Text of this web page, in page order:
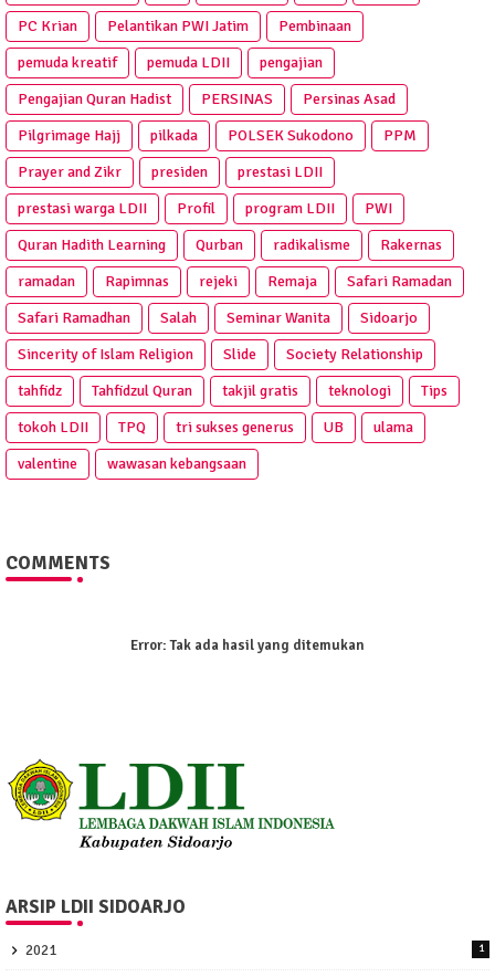
PC Krian
Pelantikan PWI Jatim
Pembinaan
pemuda kreatif
pemuda LDII
pengajian
Pengajian Quran Hadist
PERSINAS
Persinas Asad
Pilgrimage Hajj
pilkada POLSEK Sukodono
PPM
Prayer and Zikr
presiden
prestasi LDII
prestasi warga LDII
Profil program LDII
PWI
Quran Hadith Learning
Qurban radikalisme
Rakernas
ramadan
Rapimnas rejeki Remaja
Safari Ramadan
Safari Ramadhan
Salah Seminar Wanita
Sidoarjo
Sincerity of Islam Religion
Slide
Society Relationship
tahfidz
Tahfidzul Quran takjil gratis teknologi
Tips
tokoh LDII
TPQ tri sukses generus UB
ulama
valentine
wawasan kebangsaan
COMMENTS
Error:Tak ada hasil yang ditemukan
ARSIP LDII SIDOARJO
2021 1